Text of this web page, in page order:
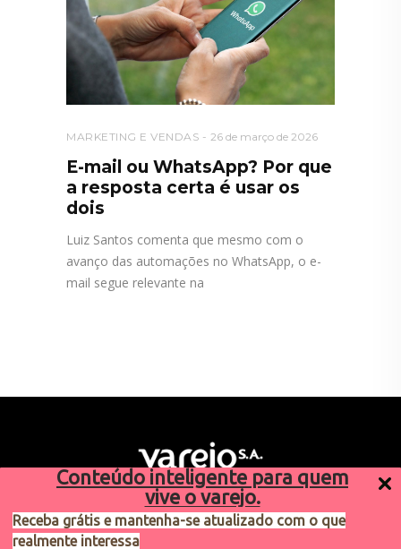
Conteúdo inteligente para quem
vive o varejo.
Receba grátis e mantenha-se atualizado com o que
realmente interessa
MARKETING E VENDAS 26 de março de 2026
E-mail ou WhatsApp? Por que
a resposta certa é usar os
dois
Luiz Santos comenta que mesmo com o
avanço das automações no WhatsApp, o e-
mail segue relevante na